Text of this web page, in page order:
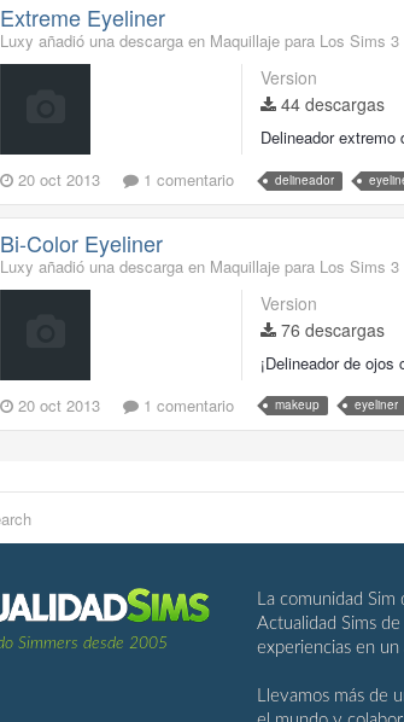
Extreme Eyeliner
Luxy añadió una descarga en Maquillaje para Los Sims 3
Version
44 descargas
Delineador
20 oct 2013
1 comentario delineador
Bi-Color Eyeliner
Luxy añadió una descarga en Maquillaje para Los Sims 3
Version
76 descargas
¡Delineador de
20 oct 2013
1 comentario makeup eyeliner
Simmers desde 2005
La comunidad
Actualidad Sims
experiencias en un
Llevamos más de